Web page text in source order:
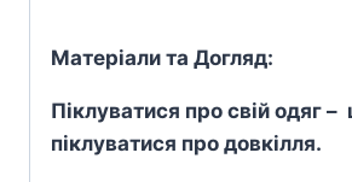
Матеріали та Догляд:
Піклуватися про свій одяг –
піклуватися про довкілля.